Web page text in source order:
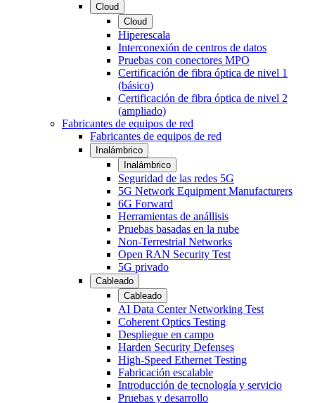
Cloud
Cloud
Hiperescala
Interconexión de centros de datos
Pruebas con conectores MPO
Certificación de fibra óptica de nivel 1
(básico)
Certificación de fibra óptica de nivel 2
(ampliado)
Fabricantes de equipos de red
Fabricantes de equipos de red
Inalámbrico
Inalámbrico
Seguridad de las redes 5G
5G Network Equipment Manufacturers
6G Forward
Herramientas de anállisis
Pruebas basadas en la nube
Non-Terrestrial Networks
Open RAN Security Test
5G privado
Cableado
Cableado
AI Data Center Networking Test
Coherent Optics Testing
Despliegue en campo
Harden Security Defenses
High-Speed Ethernet Testing
Fabricación escalable
Introducción de tecnología y servicio
Pruebas y desarrollo